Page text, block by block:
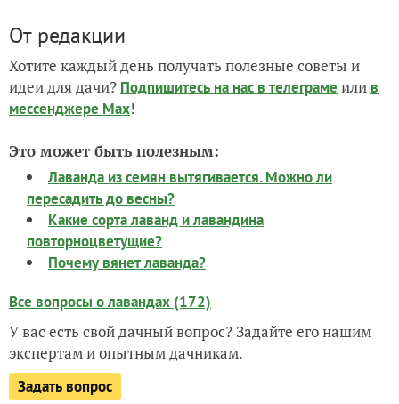
От редакции
Хотите каждый день получать полезные советы и
идеи для дачи? Подпишитесь на нас в телеграме или в
мессенджере Max!
Это может быть полезным:
Лаванда из семян вытягивается. Можно ли
пересадить до весны?
Какие сорта лаванд и лавандина
повторноцветущие?
Почему вянет лаванда?
Все вопросы о лавандах (172)
У вас есть свой дачный вопрос? Задайте его нашим
экспертам и опытным дачникам.
Задать вопрос